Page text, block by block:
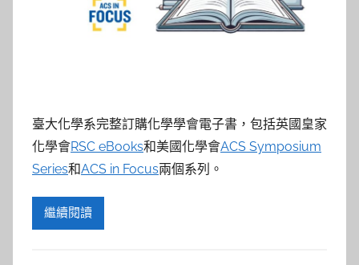
臺大化學系完整訂購化學學會電子書，包括英國皇家
化學會RSC eBooks和美國化學會ACS Symposium
Series和ACS in Focus兩個系列。
繼續閱讀